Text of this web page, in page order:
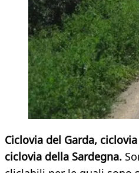
Ciclovia del Garda,
ciclovia della Sardegna.